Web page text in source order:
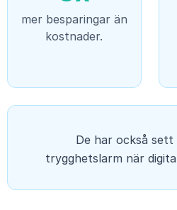
mer besparingar än
kostnader.
De har också sett
trygghetslarm när